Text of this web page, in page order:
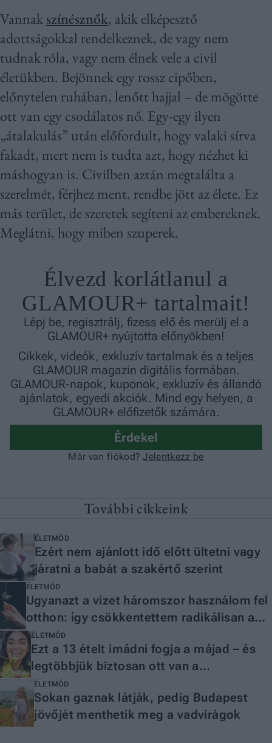
Vannakszínésznők, akik elképesztő
adottságokkal rendelkeznek, de vagy nem
tudnak róla, vagy nem élnek vele a civil
életükben. Bejönnek egy rossz cipőben,
előnytelen ruhában, lenőtt hajjal – de mögötte
ott van egy csodálatos nő. Egy-egy ilyen
„átalakulás” után előfordult, hogy valaki sírva
fakadt, mert nem is tudta azt, hogy nézhet ki
máshogyan is. Civilben aztán megtalálta a
szerelmét, férjhez ment, rendbe jött az élete. Ez
más terület, de szeretek segíteni az embereknek.
Meglátni, hogy miben szuperek.
További cikkeink
ÉLETMÓD
Ezért nem ajánlott idő előtt ültetni vagy
járatni a babát a szakértő szerint
ÉLETMÓD
Ugyanazt a vizet háromszor használom fel
otthon: így csökkentettem radikálisan a
vízhasználatomat
ÉLETMÓD
Ezt a 13 ételt imádni fogja a májad – és
legtöbbjük biztosan ott van a
konyhádban
ÉLETMÓD
Sokan gaznak látják, pedig Budapest
jövőjét menthetik meg a vadvirágok